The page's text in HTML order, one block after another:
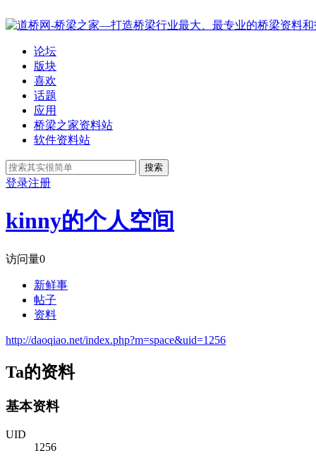
论坛
版块
喜欢
话题
应用
桥梁之家资料站
软件资料站
搜索
登录注册
kinny的个人空间
访问量0
新鲜事
帖子
资料
http://daoqiao.net/index.php?m=space&uid=1256
Ta的资料
基本资料
UID
1256